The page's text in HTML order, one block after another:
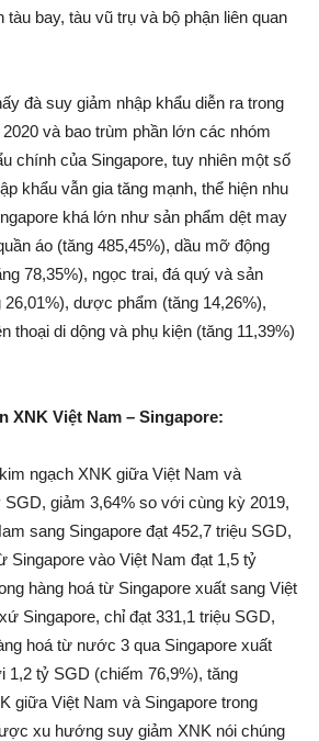
tàu bay, tàu vũ trụ và bộ phận liên quan
đà suy giảm nhập khẩu diễn ra trong
và bao trùm phần lớn các nhóm
chính của Singapore, tuy nhiên một số
khẩu vẫn gia tăng mạnh, thể hiện nhu
khá lớn như sản phẩm dệt may
áo (tăng 485,45%), dầu mỡ động
78,35%), ngọc trai, đá quý và sản
26,01%), dược phẩm (tăng 14,26%),
thoại di dộng và phụ kiện (tăng 11,39%)
XNK Việt Nam – Singapore:
ngạch XNK giữa Việt Nam và
SGD, giảm 3,64% so với cùng kỳ 2019,
sang Singapore đạt 452,7 triệu SGD,
Singapore vào Việt Nam đạt 1,5 tỷ
hàng hoá từ Singapore xuất sang Việt
Singapore, chỉ đạt 331,1 triệu SGD,
hoá từ nước 3 qua Singapore xuất
1,2 tỷ SGD (chiếm 76,9%), tăng
giữa Việt Nam và Singapore trong
xu hướng suy giảm XNK nói chúng